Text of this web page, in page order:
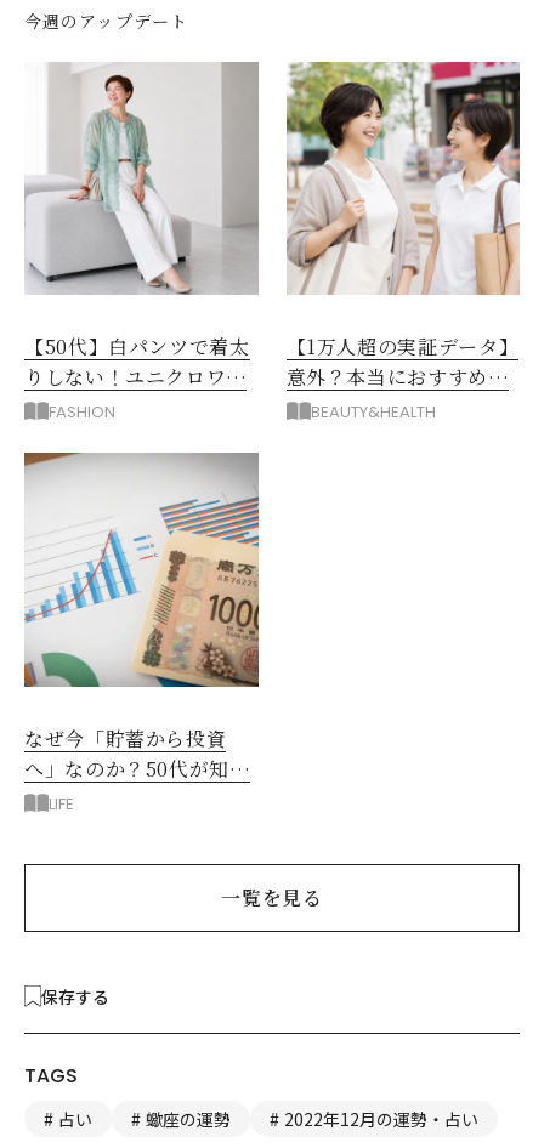
今週のアップデート
【50代】白パンツで着太
りしない！ユニクロワイ
ドパンツ夏の着回しテク
FASHION
【1万人超の実証データ】
意外？本当におすすめな
運動とストレス解消法と
BEAUTY&HEALTH
なぜ今「貯蓄から投資
へ」なのか？50代が知る
べきお金の新常識
LIFE
一覧を見る
保存する
TAGS
占い 蠍座の運勢 2022年12月の運勢・占い